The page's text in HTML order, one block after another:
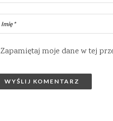
Zapamiętaj moje dane w tej